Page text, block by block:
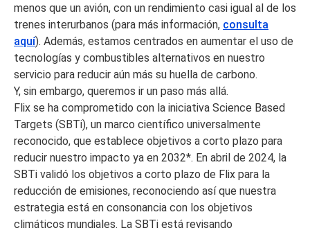
menos que un avión, con un rendimiento casi igual al de los
trenes interurbanos (para más información, consulta
aquí). Además, estamos centrados en aumentar el uso de
tecnologías y combustibles alternativos en nuestro
servicio para reducir aún más su huella de carbono.
Y, sin embargo, queremos ir un paso más allá.
Flix se ha comprometido con la iniciativa Science Based
Targets (SBTi), un marco científico universalmente
reconocido, que establece objetivos a corto plazo para
reducir nuestro impacto ya en 2032*. En abril de 2024, la
SBTi validó los objetivos a corto plazo de Flix para la
reducción de emisiones, reconociendo así que nuestra
estrategia está en consonancia con los objetivos
climáticos mundiales. La SBTi está revisando